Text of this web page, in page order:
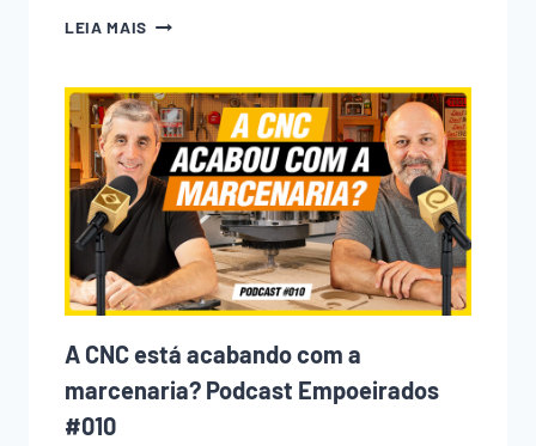
LEIA MAIS 10
TODO
INICIANTE
NA
MARCENARIA
COMETE
(E
COMO
EVITAR
CADA
UM
DELES)
A CNC está acabando com a
marcenaria? Podcast Empoeirados
#010